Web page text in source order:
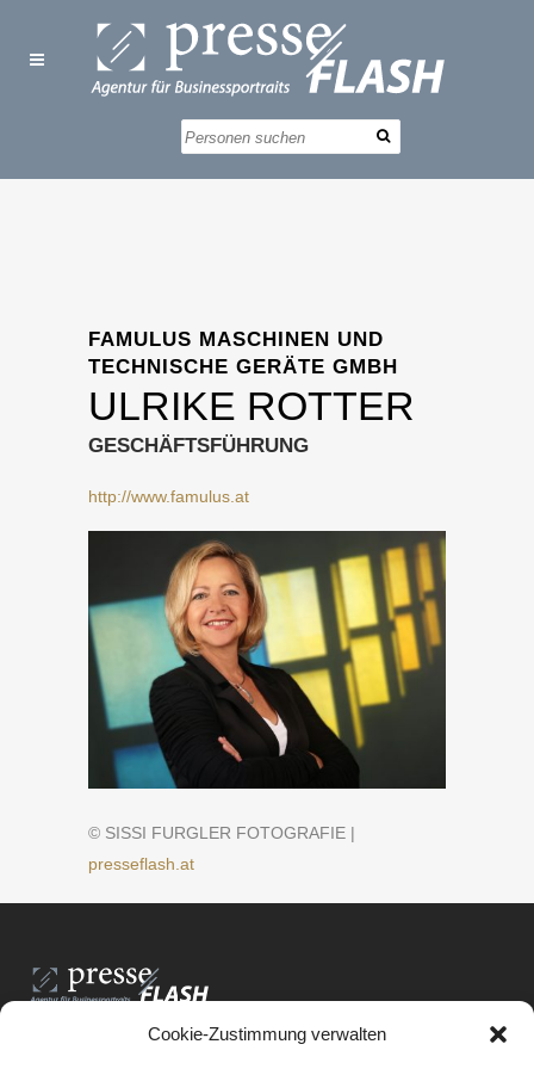
Cookie-Zustimmung verwalten
FAMULUS MASCHINEN UND
TECHNISCHE GERÄTE GMBH
ULRIKE ROTTER
GESCHÄFTSFÜHRUNG
http://www.famulus.at
© SISSI FURGLER FOTOGRAFIE |
presseflash.at
PresseFlash e.U.